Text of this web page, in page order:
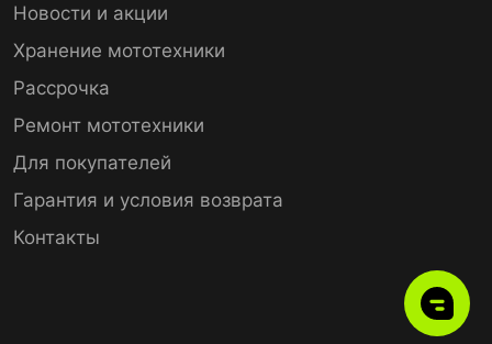
Новости и акции
Хранение мототехники
Рассрочка
Ремонт мототехники
Для покупателей
Гарантия и условия возврата
Контакты